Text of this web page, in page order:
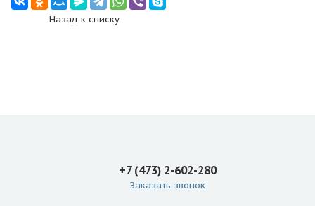
Назад к списку
+7 (473) 2-602-280
Заказать звонок